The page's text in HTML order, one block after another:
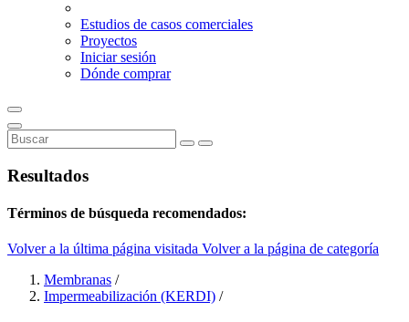
Estudios de casos comerciales
Proyectos
Iniciar sesión
Dónde comprar
Resultados
Términos de búsqueda recomendados:
Volver a la última página visitada Volver a la página de categoría
Membranas /
Impermeabilización (KERDI) /